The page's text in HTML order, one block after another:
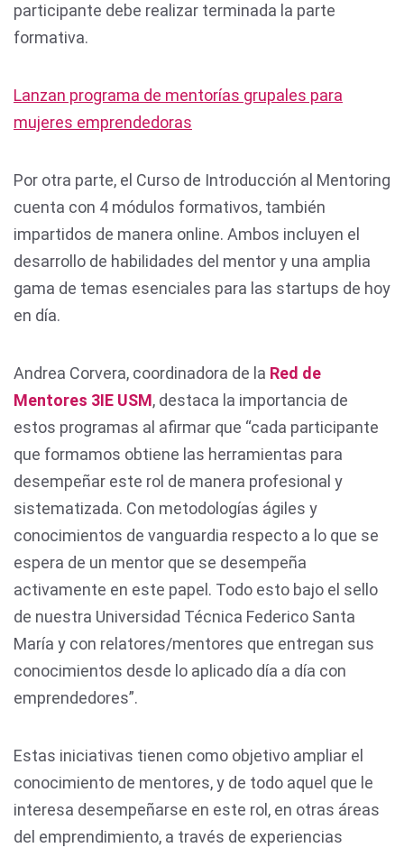
participante debe realizar terminada la parte
formativa.
Lanzan programa de mentorías grupales para
mujeres emprendedoras
Por otra parte, el Curso de Introducción al Mentoring
cuenta con 4 módulos formativos, también
impartidos de manera online. Ambos incluyen el
desarrollo de habilidades del mentor y una amplia
gama de temas esenciales para las startups de hoy
en día.
Andrea Corvera, coordinadora de la Red de
Mentores 3IE USM, destaca la importancia de
estos programas al afirmar que “cada participante
que formamos obtiene las herramientas para
desempeñar este rol de manera profesional y
sistematizada. Con metodologías ágiles y
conocimientos de vanguardia respecto a lo que se
espera de un mentor que se desempeña
activamente en este papel. Todo esto bajo el sello
de nuestra Universidad Técnica Federico Santa
María y con relatores/mentores que entregan sus
conocimientos desde lo aplicado día a día con
emprendedores”.
Estas iniciativas tienen como objetivo ampliar el
conocimiento de mentores, y de todo aquel que le
interesa desempeñarse en este rol, en otras áreas
del emprendimiento, a través de experiencias